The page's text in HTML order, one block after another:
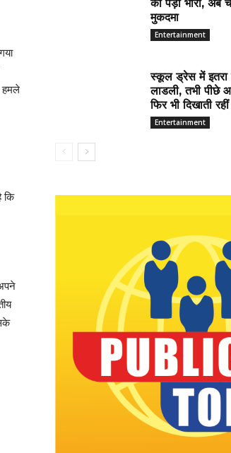
हमले
कि
को पड़ा भारी, अब
मुकदमा
Entertainment
स्कूल ड्रेस में इतरा
लाडली, तभी पीछे
फिर भी दिखाती
Entertainment